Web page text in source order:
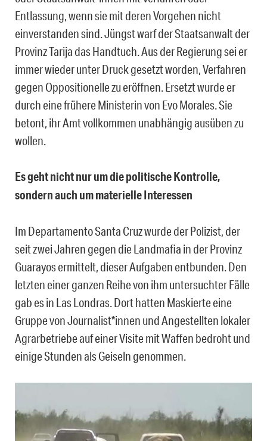
Entlassung, wenn sie mit deren Vorgehen nicht
einverstanden sind. Jüngst warf der Staatsanwalt der
Provinz Tarija das Handtuch. Aus der Regierung sei er
immer wieder unter Druck gesetzt worden, Verfahren
gegen Oppositionelle zu eröffnen. Ersetzt wurde er
durch eine frühere Ministerin von Evo Morales. Sie
betont, ihr Amt vollkommen unabhängig ausüben zu
wollen.
Es geht nicht nur um die politische Kontrolle,
sondern auch um materielle Interessen
Im Departamento Santa Cruz wurde der Polizist, der
seit zwei Jahren gegen die Landmafia in der Provinz
Guarayos ermittelt, dieser Aufgaben entbunden. Den
letzten einer ganzen Reihe von ihm untersuchter Fälle
gab es in Las Londras. Dort hatten Maskierte eine
Gruppe von Journalist*innen und Angestellten lokaler
Agrarbetriebe auf einer Visite mit Waffen bedroht und
einige Stunden als Geiseln genommen.